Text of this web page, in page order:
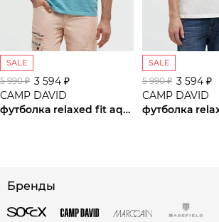
SALE
5 990 ₽ 3 594 ₽
CAMP DAVID
футболка relaxed fit aqua
SALE
5 990 ₽ 3 594 ₽
CAMP DAVID
Бренды